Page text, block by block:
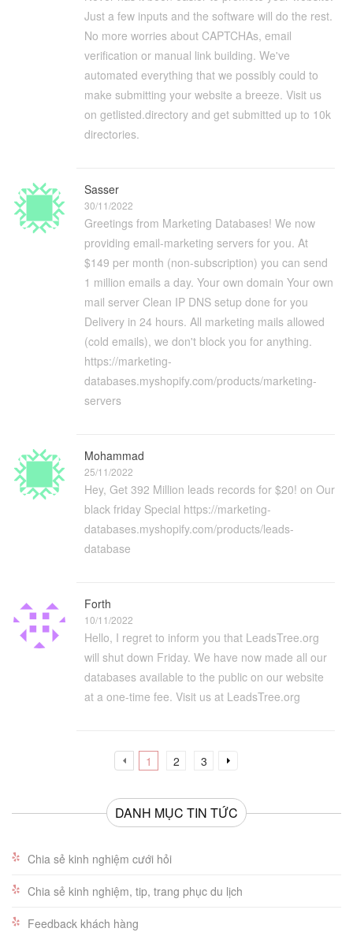
Just a few inputs and the software will do the rest.
No more worries about CAPTCHAs, email
verification or manual link building. We've
automated everything that we possibly could to
make submitting your website a breeze. Visit us
on getlisted.directory and get submitted up to 10k
directories.
Sasser
30/11/2022
Greetings from Marketing Databases! We now
providing email-marketing servers for you. At
$149 per month (non-subscription) you can send
1 million emails a day. Your own domain Your own
mail server Clean IP DNS setup done for you
Delivery in 24 hours. All marketing mails allowed
(cold emails), we don't block you for anything.
https://marketing-
databases.myshopify.com/products/marketing-
servers
Mohammad
25/11/2022
Hey, Get 392 Million leads records for $20! on Our
black friday Special https://marketing-
databases.myshopify.com/products/leads-
database
Forth
10/11/2022
Hello, I regret to inform you that LeadsTree.org
will shut down Friday. We have now made all our
databases available to the public on our website
at a one-time fee. Visit us at LeadsTree.org
1 2 3
DANH MỤC TIN TỨC
Chia sẻ kinh nghiệm cưới hỏi
Chia sẻ kinh nghiệm, tip, trang phục du lịch
Feedback khách hàng